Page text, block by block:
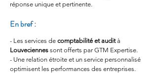
réponse unique et pertinente.
En bref :
- Les services de comptabilité et audit à
Louveciennes sont offerts par GTM Expertise.
- Une relation étroite et un service personnalisé
optimisent les performances des entreprises.